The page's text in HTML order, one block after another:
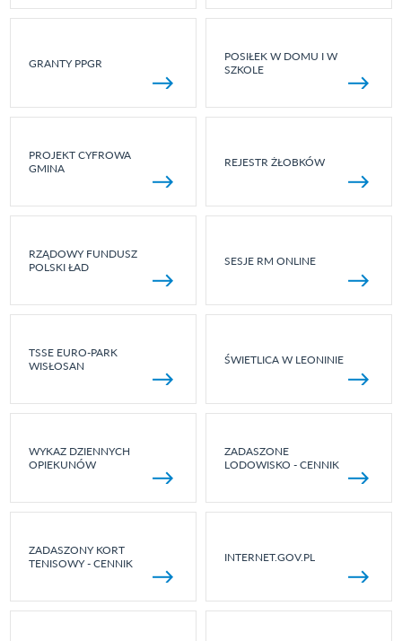
GRANTY PPGR
POSIŁEK W DOMU I W
SZKOLE
PROJEKT CYFROWA
GMINA
REJESTR ŻŁOBKÓW
RZĄDOWY FUNDUSZ
POLSKI ŁAD
SESJE RM ONLINE
TSSE EURO-PARK
WISŁOSAN
ŚWIETLICA W LEONINIE
WYKAZ DZIENNYCH
OPIEKUNÓW
ZADASZONE
LODOWISKO - CENNIK
ZADASZONY KORT
TENISOWY - CENNIK
INTERNET.GOV.PL